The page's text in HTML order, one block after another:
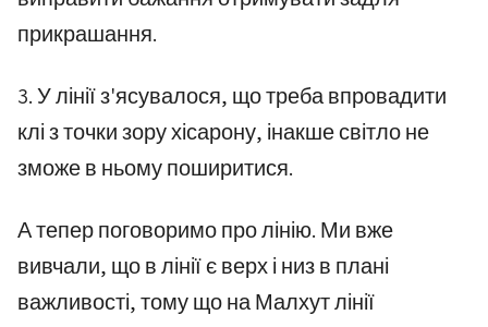
прикрашання.
3. У лінії з'ясувалося, що треба впровадити
клі з точки зору хісарону, інакше світло не
зможе в ньому поширитися.
А тепер поговоримо про лінію. Ми вже
вивчали, що в лінії є верх і низ в плані
важливості, тому що на Малхут лінії